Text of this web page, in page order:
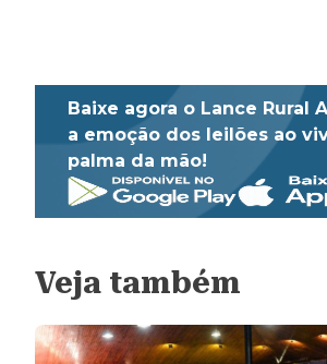
Baixe agora o Lance Rural
a emoção dos leilões ao
palma da mão!
Veja também